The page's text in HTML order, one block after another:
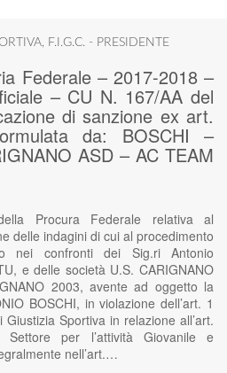
, F.I.G.C. - PRESIDENTE
Federale – 2017-2018 –
– CU N. 167/AA del
di sanzione ex art.
da: BOSCHI –
ASD – AC TEAM
Procura Federale relativa al
delle indagini di cui al procedimento
nei confronti dei Sig.ri Antonio
e delle società U.S. CARIGNANO
2003, avente ad oggetto la
BOSCHI, in violazione dell’art. 1
Sportiva in relazione all’art.
per l’attività Giovanile e
nell’art.…